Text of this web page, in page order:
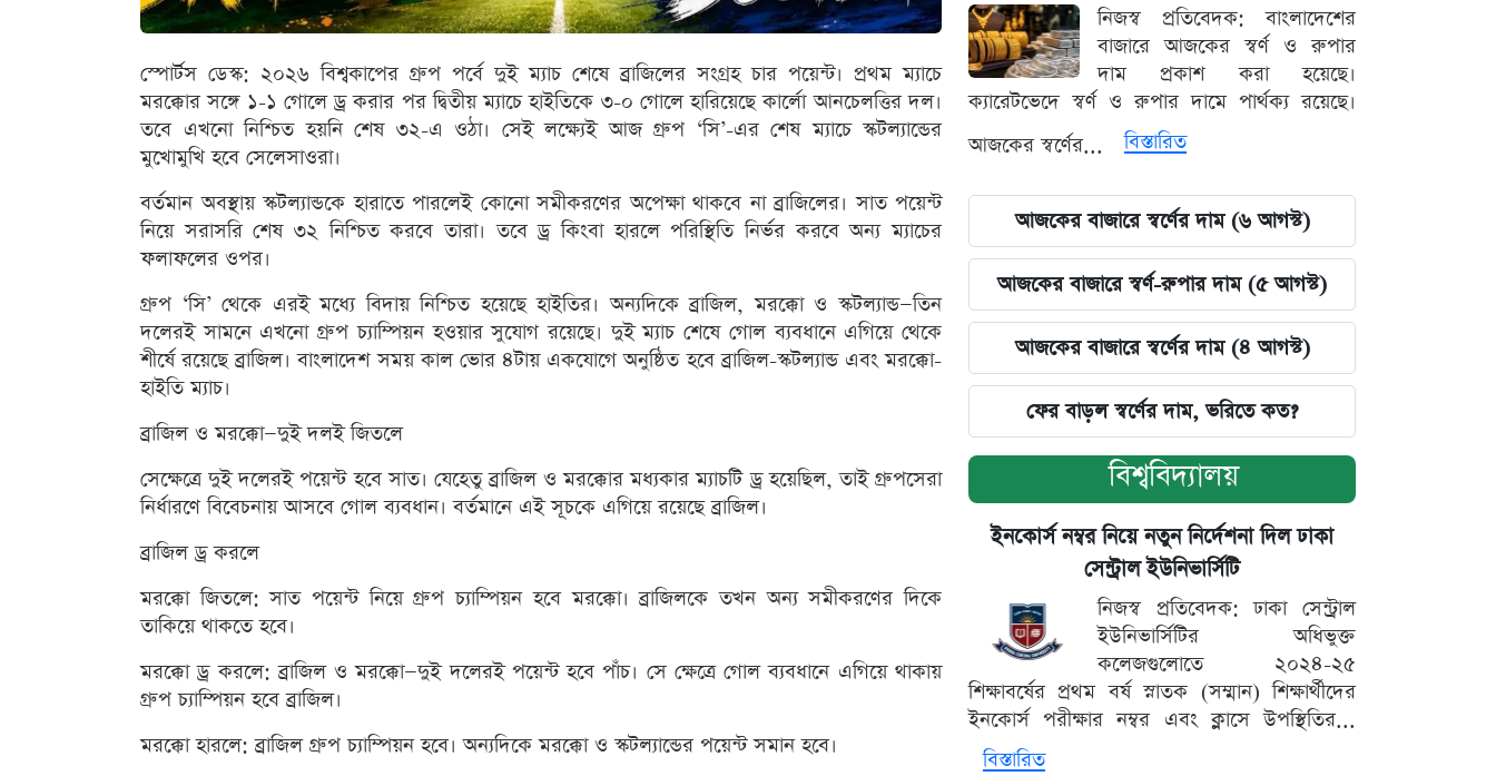
স্পোর্টস ডেস্ক: ২০২৬ বিশ্বকাপের গ্রুপ পর্বে দুই ম্যাচ শেষে ব্রাজিলের সংগ্রহ চার পয়েন্ট। প্রথম ম্যাচে
মরক্কোর সঙ্গে ১-১ গোলে ড্র করার পর দ্বিতীয় ম্যাচে হাইতিকে ৩-০ গোলে হারিয়েছে কার্লো আনচেলত্তির দল।
তবে এখনো নিশ্চিত হয়নি শেষ ৩২-এ ওঠা। সেই লক্ষ্যেই আজ গ্রুপ ‘সি’-এর শেষ ম্যাচে স্কটল্যান্ডের
মুখোমুখি হবে সেলেসাওরা।
বর্তমান অবস্থায় স্কটল্যান্ডকে হারাতে পারলেই কোনো সমীকরণের অপেক্ষা থাকবে না ব্রাজিলের। সাত পয়েন্ট
নিয়ে সরাসরি শেষ ৩২ নিশ্চিত করবে তারা। তবে ড্র কিংবা হারলে পরিস্থিতি নির্ভর করবে অন্য ম্যাচের
ফলাফলের ওপর।
গ্রুপ ‘সি’ থেকে এরই মধ্যে বিদায় নিশ্চিত হয়েছে হাইতির। অন্যদিকে ব্রাজিল, মরক্কো ও স্কটল্যান্ড—তিন
দলেরই সামনে এখনো গ্রুপ চ্যাম্পিয়ন হওয়ার সুযোগ রয়েছে। দুই ম্যাচ শেষে গোল ব্যবধানে এগিয়ে থেকে
শীর্ষে রয়েছে ব্রাজিল। বাংলাদেশ সময় কাল ভোর ৪টায় একযোগে অনুষ্ঠিত হবে ব্রাজিল-স্কটল্যান্ড এবং মরক্কো-
হাইতি ম্যাচ।
ব্রাজিল ও মরক্কো—দুই দলই জিতলে
সেক্ষেত্রে দুই দলেরই পয়েন্ট হবে সাত। যেহেতু ব্রাজিল ও মরক্কোর মধ্যকার ম্যাচটি ড্র হয়েছিল, তাই গ্রুপসেরা
নির্ধারণে বিবেচনায় আসবে গোল ব্যবধান। বর্তমানে এই সূচকে এগিয়ে রয়েছে ব্রাজিল।
ব্রাজিল ড্র করলে
মরক্কো জিতলে: সাত পয়েন্ট নিয়ে গ্রুপ চ্যাম্পিয়ন হবে মরক্কো। ব্রাজিলকে তখন অন্য সমীকরণের দিকে
তাকিয়ে থাকতে হবে।
মরক্কো ড্র করলে: ব্রাজিল ও মরক্কো—দুই দলেরই পয়েন্ট হবে পাঁচ। সে ক্ষেত্রে গোল ব্যবধানে এগিয়ে থাকায়
গ্রুপ চ্যাম্পিয়ন হবে ব্রাজিল।
মরক্কো হারলে: ব্রাজিল গ্রুপ চ্যাম্পিয়ন হবে। অন্যদিকে মরক্কো ও স্কটল্যান্ডের পয়েন্ট সমান হবে।
নিজস্ব প্রতিবেদক: বাংলাদেশের
বাজারে আজকের স্বর্ণ ও রুপার
দাম প্রকাশ করা হয়েছে।
ক্যারেটভেদে স্বর্ণ ও রুপার দামে পার্থক্য রয়েছে।
আজকের স্বর্ণের...
বিস্তারিত
আজকের বাজারে স্বর্ণের দাম (৬ আগস্ট)
আজকের বাজারে স্বর্ণ-রুপার দাম (৫ আগস্ট)
আজকের বাজারে স্বর্ণের দাম (৪ আগস্ট)
ফের বাড়ল স্বর্ণের দাম, ভরিতে কত?
বিশ্ববিদ্যালয়
ইনকোর্স নম্বর নিয়ে নতুন নির্দেশনা দিল ঢাকা
সেন্ট্রাল ইউনিভার্সিটি
নিজস্ব প্রতিবেদক: ঢাকা সেন্ট্রাল
ইউনিভার্সিটির অধিভুক্ত
কলেজগুলোতে ২০২৪-২৫
শিক্ষাবর্ষের প্রথম বর্ষ স্নাতক (সম্মান) শিক্ষার্থীদের
ইনকোর্স পরীক্ষার নম্বর এবং ক্লাসে উপস্থিতির...
বিস্তারিত